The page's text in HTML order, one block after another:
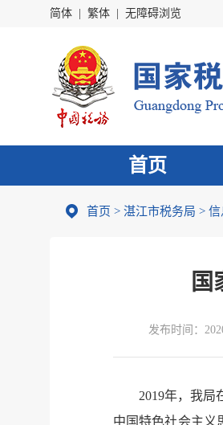
简体 繁体 无障碍浏览
首页
首页 > 湛江市税务局 > 信
国
发布时间：
2019年，我局
中国特色社会主义